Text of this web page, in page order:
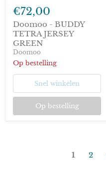
BUDDY
TETRA
JERSEY
GREEN
€72,00
Doomoo - BUDDY
TETRA JERSEY
GREEN
Doomoo
Op bestelling
Snel winkelen
Op bestelling
1 2